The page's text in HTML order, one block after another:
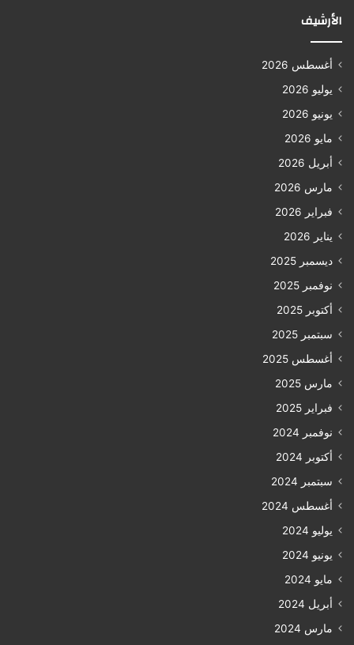
الأرشيف
أغسطس 2026
يوليو 2026
يونيو 2026
مايو 2026
أبريل 2026
مارس 2026
فبراير 2026
يناير 2026
ديسمبر 2025
نوفمبر 2025
أكتوبر 2025
سبتمبر 2025
أغسطس 2025
مارس 2025
فبراير 2025
نوفمبر 2024
أكتوبر 2024
سبتمبر 2024
أغسطس 2024
يوليو 2024
يونيو 2024
مايو 2024
أبريل 2024
مارس 2024